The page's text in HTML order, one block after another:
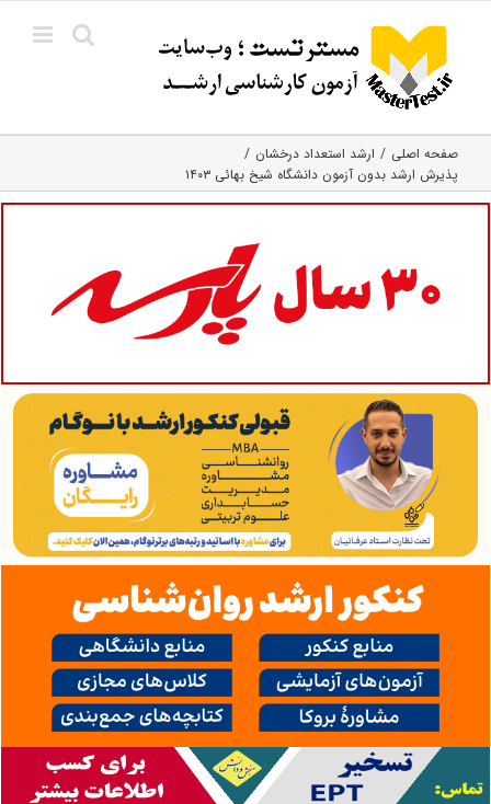
content
صفحه اصلی
ارشد استعداد درخشان
پذیرش ارشد بدون آزمون دانشگاه شیخ بهائی ۱۴۰۳